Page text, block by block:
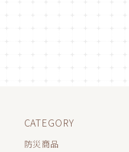
CATEGORY
防災商品